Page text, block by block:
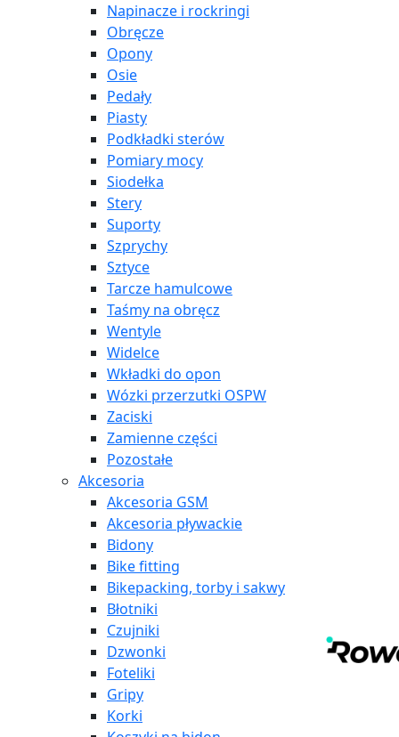
Napinacze i rockringi
Obręcze
Opony
Osie
Pedały
Piasty
Podkładki sterów
Pomiary mocy
Siodełka
Stery
Suporty
Szprychy
Sztyce
Tarcze hamulcowe
Taśmy na obręcz
Wentyle
Widelce
Wkładki do opon
Wózki przerzutki OSPW
Zaciski
Zamienne części
Pozostałe
Akcesoria
Akcesoria GSM
Akcesoria pływackie
Bidony
Bike fitting
Bikepacking, torby i sakwy
Błotniki
Czujniki
Dzwonki
Foteliki
Gripy
Korki